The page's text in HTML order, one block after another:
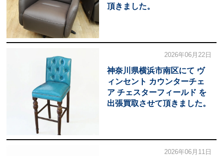
頂きました。
2026年06月22日
神奈川県横浜市南区にて ヴ
ィンセント カウンターチェ
ア チェスターフィールド を
出張買取させて頂きました。
2026年06月11日